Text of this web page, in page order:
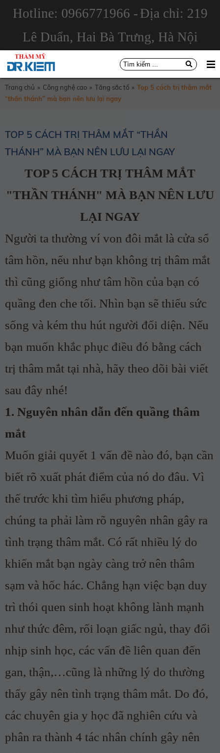
Hotline: 0966771966 - Địa chỉ: 219
Lê Duẩn, Hai Bà Trưng, Hà Nội
Trang chủ » Công nghệ cao » Tăng sắc tố » Top 5 cách trị thâm mắt
“thần thánh” mà bạn nên lưu lại ngay
TOP 5 CÁCH TRỊ THÂM MẮT “THẦN
THÁNH” MÀ BẠN NÊN LƯU LẠI NGAY
TOP 5 CÁCH TRỊ THÂM MẮT
"THẦN THÁNH" MÀ BẠN NÊN LƯU
LẠI NGAY
Người ta thường ví von đôi mắt là cửa sổ
tâm hồn, nếu như bạn không trị thâm mắt
thì cũng giống như tâm hồn của bạn có
quầng đen che tối. Nhìn bạn sẽ thiếu sức
sống và kém thu hút người đối diện. Nếu
bạn muốn khắc phục điều đó bằng cách
trị thâm mắt tại nhà, hãy theo dõi bài viết
sau đây nhé!
1. Nguyên nhân dẫn đến quầng thâm
mắt
Muốn giải quyết 1 vấn đề nào đó, bạn cần
biết rõ xuất phát điểm của nó do đâu. Vì
thế trước khi tìm hiểu phương pháp,
chúng ta phải làm rõ nguyên nhân gây ra
tình trạng thâm mắt. Có rất nhiều lý do
khiến mắt bạn ngày càng trở nên thâm
sạm và hốc hác. Chẳng hạn việc bạn duy
trì thói quen sinh hoạt không lành mạnh
như thức đêm, rối loạn giấc ngủ, thay đổi
nhịp sinh học, các vấn đề liên quan đến
gan, thận,…cũng là những lý do thường
thấy gây nên tình trạng thâm mắt. Do đó,
các chuyên gia y học đã nghiên cứu và
phân ra thành 4 tác nhân chính gây nên